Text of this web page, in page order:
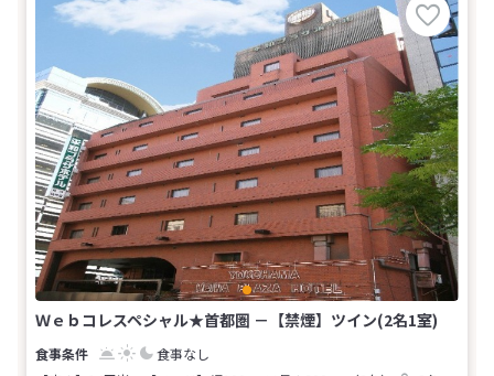
Ｗｅｂコレスペシャル★首都圏 －【禁煙】ツイン(2名1室)
食事なし